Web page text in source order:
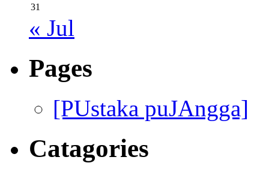
31
« Jul
Pages
[PUstaka puJAngga]
Catagories